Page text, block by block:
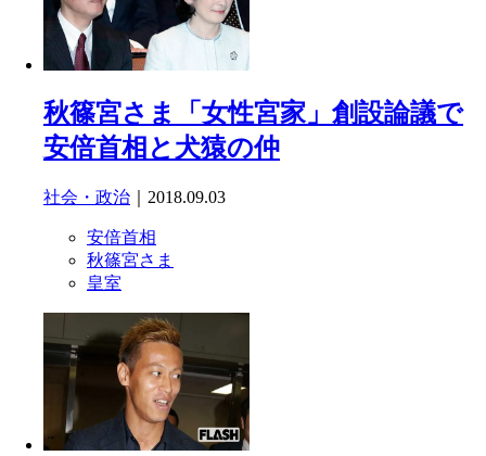
秋篠宮さま「女性宮家」創設論議で
安倍首相と犬猿の仲
社会・政治 ｜2018.09.03
安倍首相
秋篠宮さま
皇室